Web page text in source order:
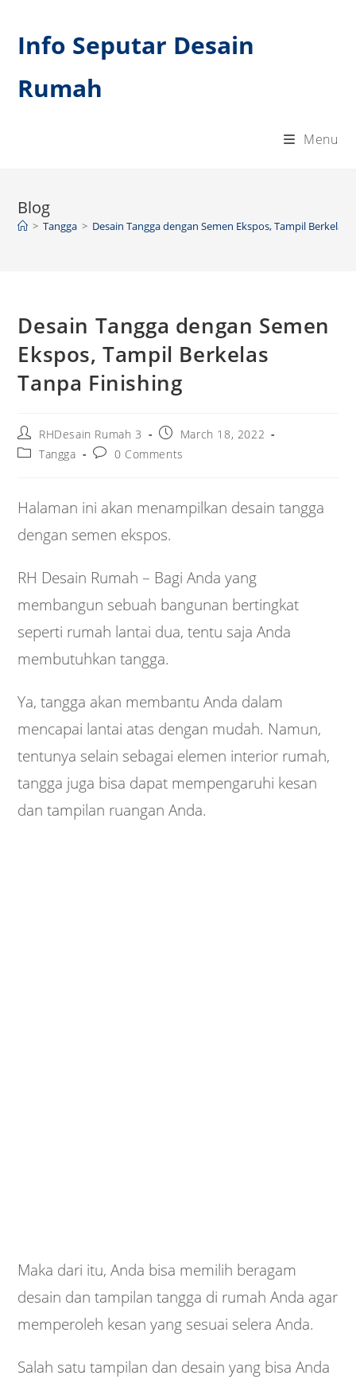
contentInfo Seputar Desain
Rumah
Menu
Blog
> Tangga > Desain Tangga dengan Semen Ekspos, Tampil Berkelas
Desain Tangga dengan Semen
Ekspos, Tampil Berkelas
Tanpa Finishing
Post
author:
RHDesain Rumah 3
Post
published:
March 18, 2022
PostTangga
Post0 Comments
Halaman ini akan menampilkan desain tangga
dengan semen ekspos.
RH Desain Rumah – Bagi Anda yang
membangun sebuah bangunan bertingkat
seperti rumah lantai dua, tentu saja Anda
membutuhkan tangga.
Ya, tangga akan membantu Anda dalam
mencapai lantai atas dengan mudah. Namun,
tentunya selain sebagai elemen interior rumah,
tangga juga bisa dapat mempengaruhi kesan
dan tampilan ruangan Anda.
Maka dari itu, Anda bisa memilih beragam
desain dan tampilan tangga di rumah Anda agar
memperoleh kesan yang sesuai selera Anda.
Salah satu tampilan dan desain yang bisa Anda